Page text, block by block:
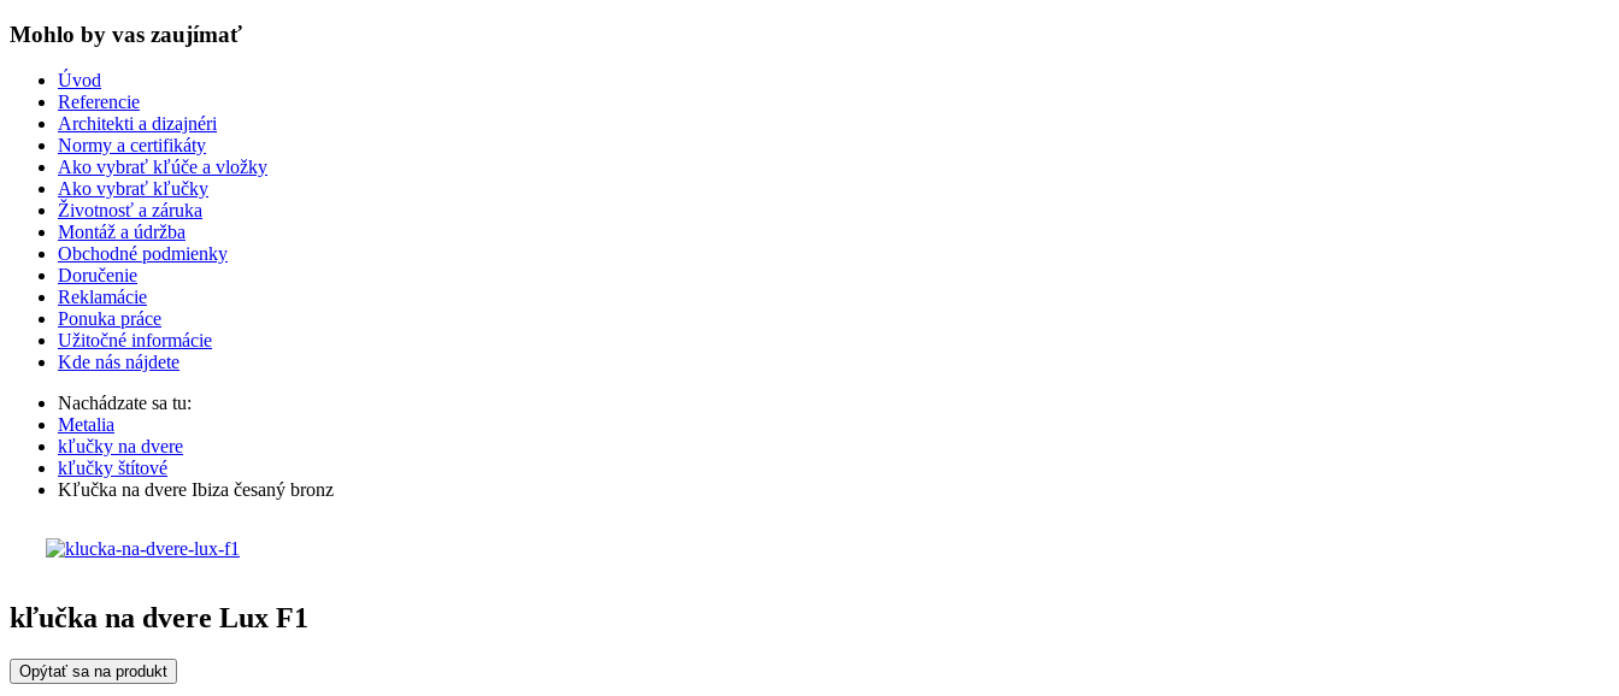
Mohlo by vas zaujímať
Úvod
Referencie
Architekti a dizajnéri
Normy a certifikáty
Ako vybrať kľúče a vložky
Ako vybrať kľučky
Životnosť a záruka
Montáž a údržba
Obchodné podmienky
Doručenie
Reklamácie
Ponuka práce
Užitočné informácie
Kde nás nájdete
Nachádzate sa tu:
Metalia
kľučky na dvere
kľučky štítové
Kľučka na dvere Ibiza česaný bronz
kľučka na dvere Lux F1
Opýtať sa na produkt